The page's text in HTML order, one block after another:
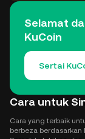
Selamat
KuCoin
Sertai
Cara untuk
Cara yang terbaik
berbeza berdasarkan